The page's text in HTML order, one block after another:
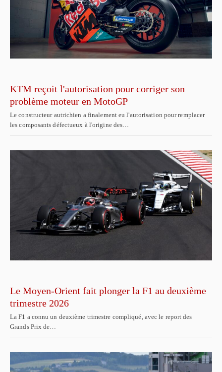
KTM reçoit l'autorisation pour corriger son
problème moteur en MotoGP
Le constructeur autrichien a finalement eu l'autorisation pour remplacer
les composants défectueux à l'origine des…
Le Moyen-Orient fait plonger la F1 au deuxième
trimestre 2026
La F1 a connu un deuxième trimestre compliqué, avec le report des
Grands Prix de…